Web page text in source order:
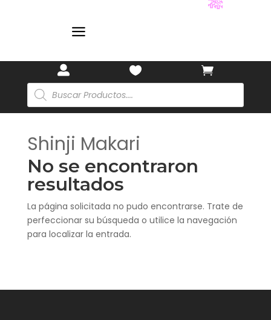
a
 

Búsqueda
de
productos
Shinji Makari
No se encontraron
resultados
La página solicitada no pudo encontrarse. Trate de
perfeccionar su búsqueda o utilice la navegación
para localizar la entrada.
🎋